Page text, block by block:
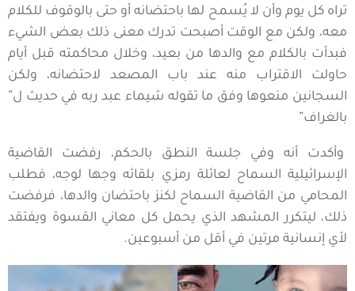
تراه كل يوم وأن لا يُسمح لها باحتضانه أو حتى بالوقوف للكلام
معه، ولكن مع الوقت أصبحت تدرك معنى ذلك بعض الشيء
فبدأت بالكلام مع والدها من بعيد، وخلال محاكمته قبل أيام
حاولت الاقتراب منه عند باب المصعد لاحتضانه، ولكن
السجانين منعوها وفق ما تقوله شيماء عبد ربه في حديث ل”
بالغراف”
وأكدت أنه وفي جلسة النطق بالحكم، رفضت القاضية
الإسرائيلية السماح لعائلة رمزي بلقائه وجها لوجه، فطلب
المحامي من القاضية السماح لكنز باحتضان والدها، فرفضت
ذلك، ليتكرر المشهد الذي يحمل كل معاني القسوة ويفتقد
لأي إنسانية مرتين في أقل من أسبوعين.